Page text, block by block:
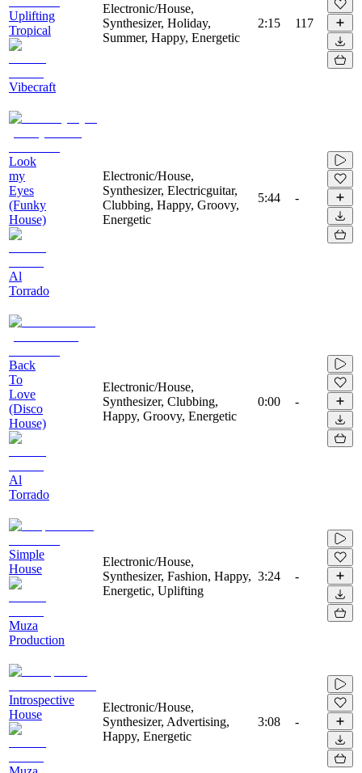
Uplifting
Tropical
Vibecraft
Electronic/House,
Synthesizer, Holiday,
Summer, Happy, Energetic
2:15 117
Look
my
Eyes
(Funky
House)
Al
Torrado
Electronic/House,
Synthesizer, Electricguitar,
Clubbing, Happy, Groovy,
Energetic
5:44 -
Back
To
Love
(Disco
House)
Al
Torrado
Electronic/House,
Synthesizer, Clubbing,
Happy, Groovy, Energetic
0:00 -
Simple
House
Muza
Production
Electronic/House,
Synthesizer, Fashion, Happy,
Energetic, Uplifting
3:24 -
Introspective
House
Electronic/House,
Synthesizer, Advertising,
Happy, Energetic
3:08 -